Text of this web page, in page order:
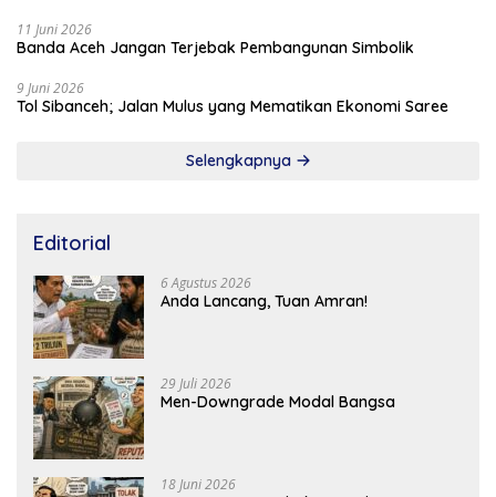
11 Juni 2026
Banda Aceh Jangan Terjebak Pembangunan Simbolik
9 Juni 2026
Tol Sibanceh; Jalan Mulus yang Mematikan Ekonomi Saree
Selengkapnya
Editorial
6 Agustus 2026
Anda Lancang, Tuan Amran!
29 Juli 2026
Men-Downgrade Modal Bangsa
18 Juni 2026